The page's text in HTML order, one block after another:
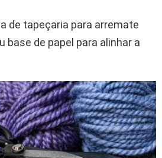
de tapeçaria para arremate
base de papel para alinhar a